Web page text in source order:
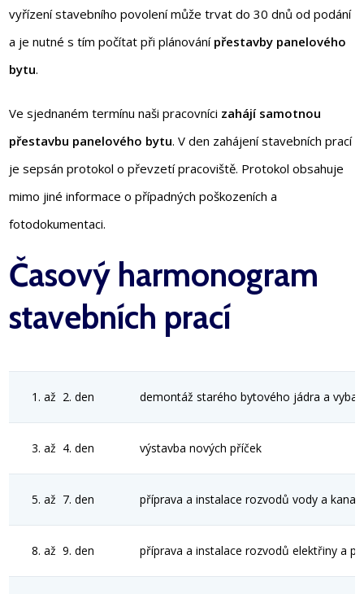
vyřízení stavebního povolení může trvat do 30 dnů od podání
a je nutné s tím počítat při plánování přestavby panelového
bytu.
Ve sjednaném termínu naši pracovníci zahájí samotnou
přestavbu panelového bytu. V den zahájení stavebních prací
je sepsán protokol o převzetí pracoviště. Protokol obsahuje
mimo jiné informace o případných poškozeních a
fotodokumentaci.
Časový harmonogram
stavebních prací
1. až 2. den demontáž starého bytového jádra a
3. až 4. den výstavba nových příček
5. až 7. den příprava a instalace rozvodů vody a
8. až 9. den příprava a instalace rozvodů elektřiny a